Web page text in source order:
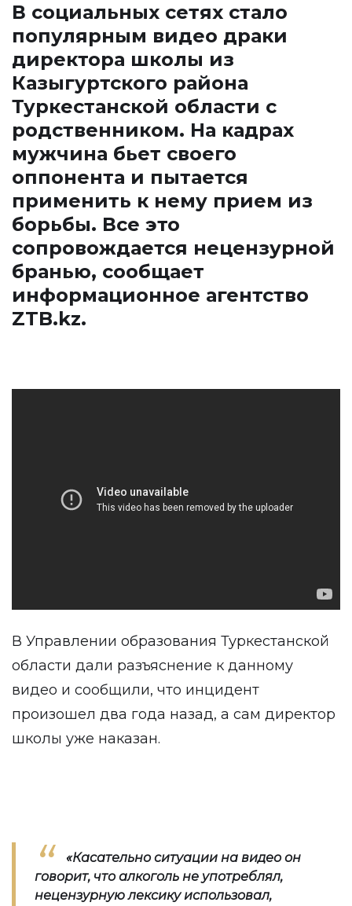
В социальных сетях стало
популярным видео драки
директора школы из
Казыгуртского района
Туркестанской области с
родственником. На кадрах
мужчина бьет своего
оппонента и пытается
применить к нему прием из
борьбы. Все это
сопровождается нецензурной
бранью, сообщает
информационное агентство
ZTB.kz.
В Управлении образования Туркестанской
области дали разъяснение к данному
видео и сообщили, что инцидент
произошел два года назад, а сам директор
школы уже наказан.
«Касательно ситуации на видео он
говорит, что алкоголь не употреблял,
нецензурную лексику использовал,